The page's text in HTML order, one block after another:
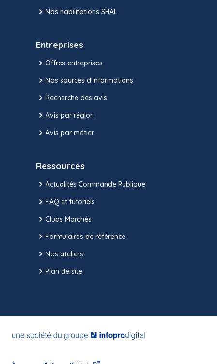
Nos habilitations SHAL
Entreprises
Offres entreprises
Nos sources d'informations
Recherche des avis
Avis par région
Avis par métier
Ressources
Actualités Commande Publique
FAQ et tutoriels
Clubs Marchés
Formulaires de référence
Nos ateliers
Plan de site